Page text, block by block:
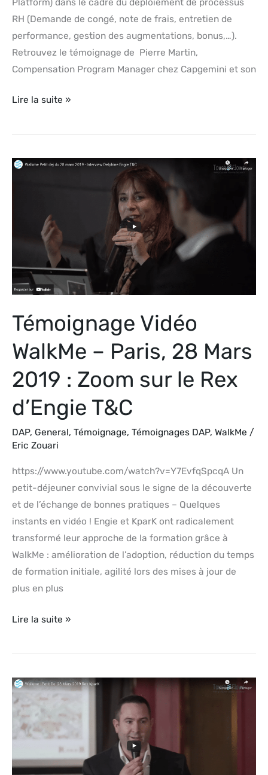
Platform) dans le cadre du déploiement de processus
RH (Demande de congé, note de frais, entretien de
performance, gestion des augmentations, bonus,…).
Retrouvez le témoignage de Pierre Martin,
Compensation Program Manager chez Capgemini et son
Lire la suite »
Témoignage Vidéo
WalkMe – Paris, 28 Mars
2019 : Zoom sur le Rex
d’Engie T&C
DAP, General, Témoignage, Témoignages DAP, WalkMe /
Eric Zouari
https://www.youtube.com/watch?v=Y7EvfqSpcqA Un
petit-déjeuner convivial sous le signe de la découverte
et de l’échange de bonnes pratiques – Quelques
instants en vidéo ! Engie et KparK ont radicalement
transformé leur approche de la formation grâce à
WalkMe : amélioration de l’adoption, réduction du temps
de formation initiale, agilité lors des mises à jour de
plus en plus
Témoignage
Mars
2019
Zoom
sur
le
d’Engie
T&C
Lire la suite »
Témoignage
Vidéo
WalkMe
–
28